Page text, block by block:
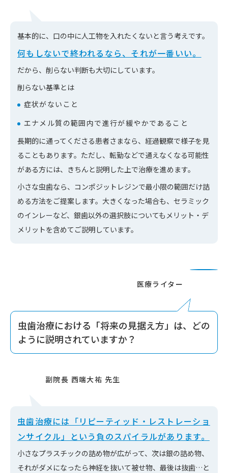
基本的に、口の中に人工物を入れたくないと言う考えです。
何もしないで終われるなら、それが一番いい。
だから、削らない判断も大切にしています。
削らない基準とは
症状がないこと
エナメル質の範囲内で進行が緩やかであること
長期的に通ってくださる患者さまなら、経過観察で様子を見
ることもあります。ただし、転勤などで通えなくなる可能性
がある方には、きちんと説明した上で治療を進めます。
小さな虫歯なら、コンポジットレジンで最小限の範囲だけ詰
める方法をご提案します。大きくなった場合も、セラミック
のインレーなど、銀歯以外の選択肢についてもメリット・デ
メリットを含めてご説明しています。
虫歯治療における「将来の見据え方」は、どの
ように説明されていますか？
虫歯治療には「リピーティッド・レストレーショ
ンサイクル」という負のスパイラルがあります。
小さなプラスチックの詰め物が広がって、次は銀の詰め物、
それがダメになったら神経を抜いて被せ物、最後は抜歯…と